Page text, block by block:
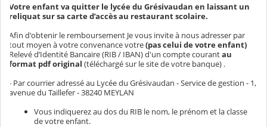
Votre enfant va quitter le lycée du Grésivaudan en laissant un
reliquat sur sa carte d’accès au restaurant scolaire.
Afin d'obtenir le remboursement Je vous invite à nous adresser par
tout moyen à votre convenance votre(pas celui de votre enfant)
Relevé d’Identité Bancaire (RIB / IBAN) d'un compte courantau
format pdf original (téléchargé sur le site de votre banque) .
- Par courrier adressé au Lycée du Grésivaudan - Service de gestion - 1,
avenue du Taillefer - 38240 MEYLAN
Vous indiquerez au dos du RIB le nom, le prénom et la classe
de votre enfant.